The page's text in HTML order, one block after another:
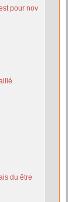
pour nov
du être